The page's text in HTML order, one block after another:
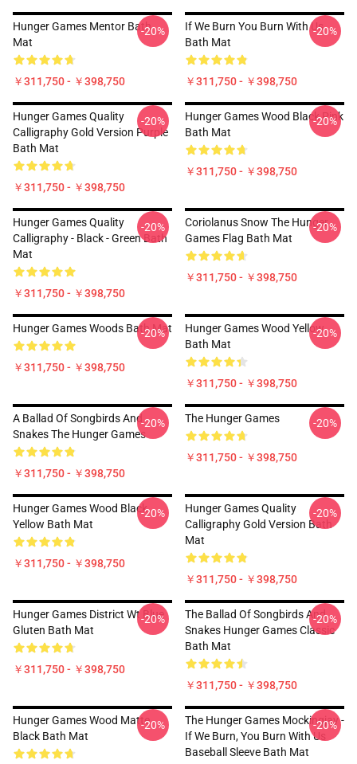
Hunger Games Mentor Bath
Mat
￥311,750 - ￥398,750
-20%
If We Burn You Burn With Us
Bath Mat
￥311,750 - ￥398,750
-20%
Hunger Games Quality
Calligraphy Gold Version Purple
Bath Mat
￥311,750 - ￥398,750
-20%
Hunger Games Wood Black Pink
Bath Mat
￥311,750 - ￥398,750
-20%
Hunger Games Quality
Calligraphy - Black - Green Bath
Mat
￥311,750 - ￥398,750
-20%
Coriolanus Snow The Hunger
Games Flag Bath Mat
￥311,750 - ￥398,750
-20%
Hunger Games Woods Bath Mat
￥311,750 - ￥398,750
-20%
Hunger Games Wood Yellow
Bath Mat
￥311,750 - ￥398,750
-20%
A Ballad Of Songbirds And
Snakes The Hunger Games
￥311,750 - ￥398,750
-20% The Hunger Games
￥311,750 - ￥398,750
-20%
Hunger Games Wood Black
Yellow Bath Mat
￥311,750 - ￥398,750
-20%
Hunger Games Quality
Calligraphy Gold Version Bath
Mat
￥311,750 - ￥398,750
-20%
Hunger Games District Wt Blue
Gluten Bath Mat
￥311,750 - ￥398,750
-20%
The Ballad Of Songbirds And
Snakes Hunger Games Classic
Bath Mat
￥311,750 - ￥398,750
-20%
Hunger Games Wood Matte
Black Bath Mat
-20%
The Hunger Games Mockingjay -
If We Burn, You Burn With Us
Baseball Sleeve Bath Mat
-20%